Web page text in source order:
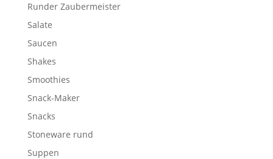
Runder Zaubermeister
Salate
Saucen
Shakes
Smoothies
Snack-Maker
Snacks
Stoneware rund
Suppen